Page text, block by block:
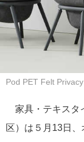
Pod PET Felt
家具・テキスタ
区）は５月13日